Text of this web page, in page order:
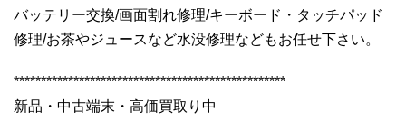
バッテリー交換/画面割れ修理/キーボード・タッチパッド
修理/お茶やジュースなど水没修理などもお任せ下さい。
**************************************************
新品・中古端末・高価買取り中